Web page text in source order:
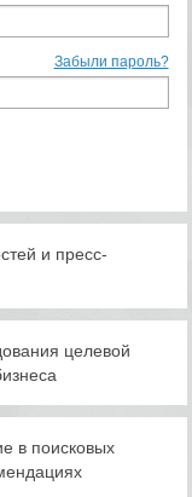
Забыли пароль?
и пресс-
целевой
в поисковых